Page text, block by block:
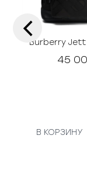
Burberry
45
В КОРЗИНУ
‹